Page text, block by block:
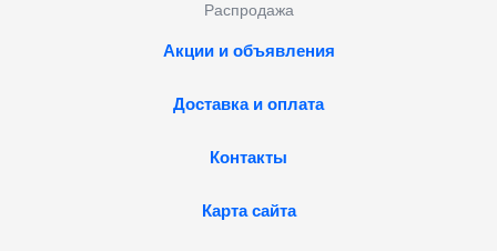
Распродажа
Акции и объявления
Доставка и оплата
Контакты
Карта сайта